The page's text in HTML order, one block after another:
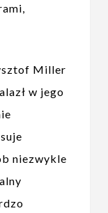
Miller
w jego
niezwykle